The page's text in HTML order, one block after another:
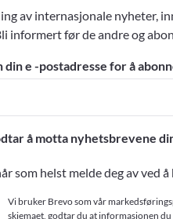
1
>> start her
på
av internasjonale nyheter,
informert før de andre og
din e -postadresse for å
å motta nyhetsbrevene
som helst melde deg av ved
Vi bruker Brevo som vår
skjemaet, godtar du at informasjonen